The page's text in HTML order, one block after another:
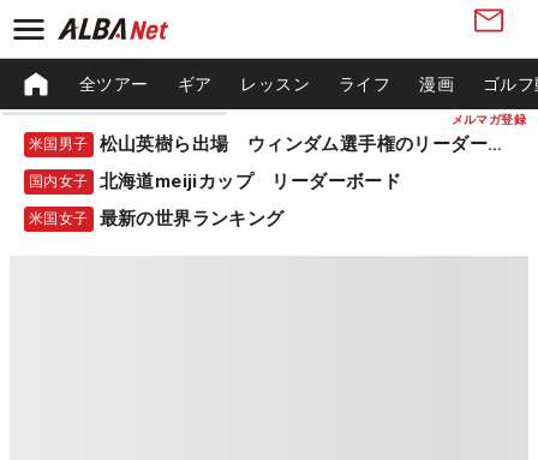
メルマガ登録
全ツアー ギア レッスン ライフ 漫画 ゴル
米国男子 松山英樹ら出場 ウィンダム選手権のリーダーボード
国内女子 北海道meijiカップ リーダーボード
米国女子 最新の世界ランキング